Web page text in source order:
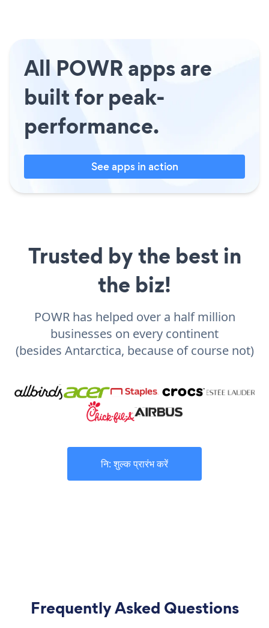
All POWR apps are
built for peak-
performance.
See apps in action
Trusted by the best in
the biz!
POWR has helped over a half million
businesses on every continent
(besides Antarctica, because of course not)
नि: शुल्क प्रारंभ करें
Frequently Asked Questions